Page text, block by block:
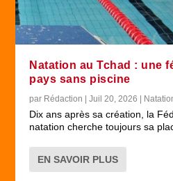
Natation au Tchad : une
pays sans piscine
par Rédaction |Juil 20, 2026
Dix ans après sa création, la
natation cherche toujours sa
EN SAVOIR PLUS